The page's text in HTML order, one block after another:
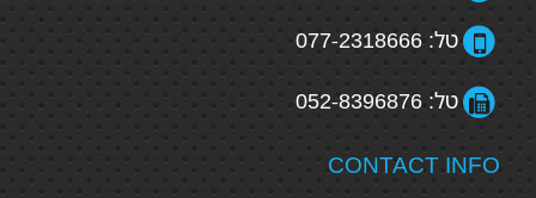
טל: 077-2318666
טל: 052-8396876
CONTACT INFO